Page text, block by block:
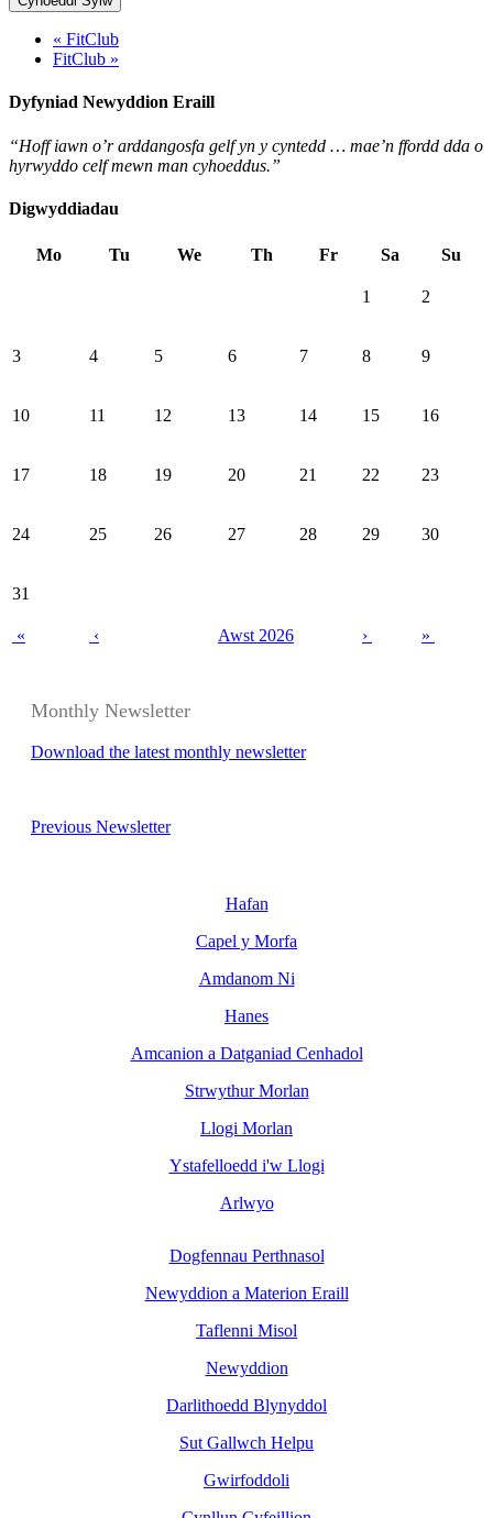
« FitClub
FitClub »
Dyfyniad Newyddion Eraill
“Hoff iawn o’r arddangosfa gelf yn y cyntedd … mae’n ffordd dda o
hyrwyddo celf mewn man cyhoeddus.”
Digwyddiadau
Mo Tu We Th Fr Sa Su
1 2
3 4 5 6 7 8 9
10 11 12 13 14 15 16
17 18 19 20 21 22 23
24 25 26 27 28 29 30
31
« ‹ Awst 2026 › »
Monthly Newsletter
Download the latest monthly newsletter
Previous Newsletter
Hafan
Capel y Morfa
Amdanom Ni
Hanes
Amcanion a Datganiad Cenhadol
Strwythur Morlan
Llogi Morlan
Ystafelloedd i'w Llogi
Arlwyo
Dogfennau Perthnasol
Newyddion a Materion Eraill
Taflenni Misol
Newyddion
Darlithoedd Blynyddol
Sut Gallwch Helpu
Gwirfoddoli